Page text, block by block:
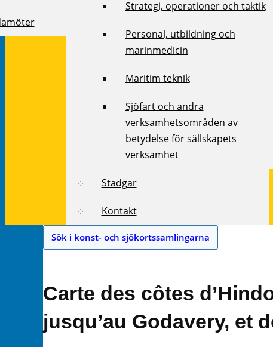
Strategi, operationer och taktik
Personal, utbildning och
marinmedicin
Maritim teknik
Sjöfart och andra
verksamhetsområden av
betydelse för sällskapets
verksamhet
Stadgar
Kontakt
Sök i konst- och sjökortssamlingarna
Carte des côtes
jusqu’au Godavery, et